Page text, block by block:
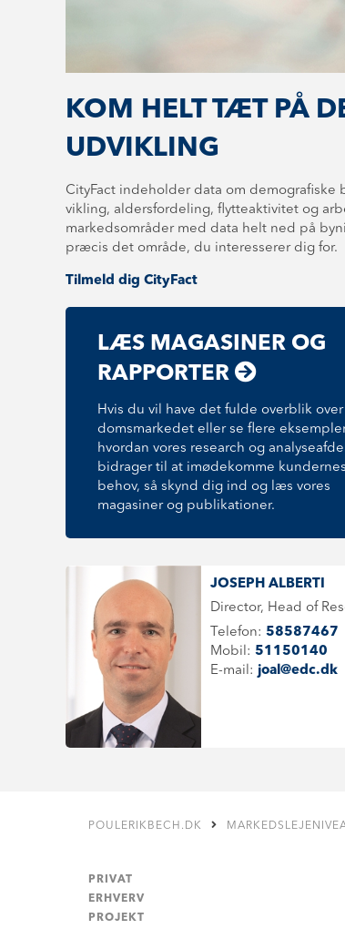
KOM HELT TÆT PÅ
UDVIKLING
CityFact indeholder data om
vik­ling, al­der­s­for­de­ling, flyt­te­ak­ti­vi­tet og
markedsområder med data helt ned på
præcis det område, du interesserer dig for.
Tilmeld dig CityFact
LÆS MAGASINER OG
RAPPORTER
Hvis du vil have det fulde overblik
doms­mar­ke­det eller se flere
hvordan vores research og
bidrager til at imødekomme kundernes
behov, så skynd dig ind og læs vores
magasiner og publikationer.
JOSEPH ALBERTI
Director, Head of
Telefon: 58587467
Mobil: 51150140
E-mail: joal@edc.dk
POULERIKBECH.DK
PRIVAT
ERHVERV
PROJEKT